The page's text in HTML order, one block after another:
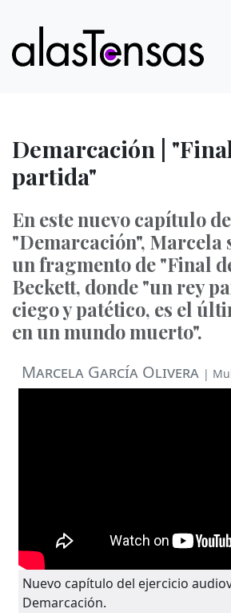
Demarcación |
partida"
En este nuevo capítulo de
"Demarcación", Marcela
un fragmento de "Final
Beckett, donde "un rey
ciego y patético, es el
en un mundo muerto".
Marcela García Olivera |
Nuevo capítulo del ejercicio
Demarcación.